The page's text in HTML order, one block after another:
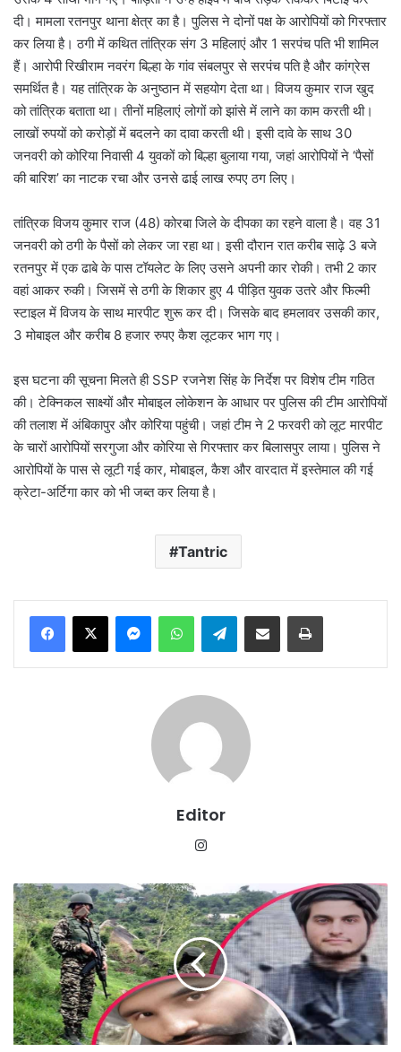
दी। मामला रतनपुर थाना क्षेत्र का है। पुलिस ने दोनों पक्ष के आरोपियों को गिरफ्तार
कर लिया है। ठगी में कथित तांत्रिक संग 3 महिलाएं और 1 सरपंच पति भी शामिल
हैं। आरोपी रिखीराम नवरंग बिल्हा के गांव संबलपुर से सरपंच पति है और कांग्रेस
समर्थित है। यह तांत्रिक के अनुष्ठान में सहयोग देता था। विजय कुमार राज खुद
को तांत्रिक बताता था। तीनों महिलाएं लोगों को झांसे में लाने का काम करती थी।
लाखों रुपयों को करोड़ों में बदलने का दावा करती थी। इसी दावे के साथ 30
जनवरी को कोरिया निवासी 4 युवकों को बिल्हा बुलाया गया, जहां आरोपियों ने ‘पैसों
की बारिश’ का नाटक रचा और उनसे ढाई लाख रुपए ठग लिए।
तांत्रिक विजय कुमार राज (48) कोरबा जिले के दीपका का रहने वाला है। वह 31
जनवरी को ठगी के पैसों को लेकर जा रहा था। इसी दौरान रात करीब साढ़े 3 बजे
रतनपुर में एक ढाबे के पास टॉयलेट के लिए उसने अपनी कार रोकी। तभी 2 कार
वहां आकर रुकी। जिसमें से ठगी के शिकार हुए 4 पीड़ित युवक उतरे और फिल्मी
स्टाइल में विजय के साथ मारपीट शुरू कर दी। जिसके बाद हमलावर उसकी कार,
3 मोबाइल और करीब 8 हजार रुपए कैश लूटकर भाग गए।
इस घटना की सूचना मिलते ही SSP रजनेश सिंह के निर्देश पर विशेष टीम गठित
की। टेक्निकल साक्ष्यों और मोबाइल लोकेशन के आधार पर पुलिस की टीम आरोपियों
की तलाश में अंबिकापुर और कोरिया पहुंची। जहां टीम ने 2 फरवरी को लूट मारपीट
के चारों आरोपियों सरगुजा और कोरिया से गिरफ्तार कर बिलासपुर लाया। पुलिस ने
आरोपियों के पास से लूटी गई कार, मोबाइल, कैश और वारदात में इस्तेमाल की गई
क्रेटा-अर्टिगा कार को भी जब्त कर लिया है।
Tantric
MessengerWhatsAppTelegramShare via Email Print
Editor
जम्मू-
कश्मीर
के
उधमपुर
में
सुरक्षा
बलों
की
बड़ी